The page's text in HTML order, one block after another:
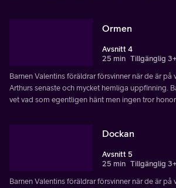
Ormen
Avsnitt 4
25 min Tillgänglig
Barnen Valentins föräldrar försvinner när de är på
Arthurs senaste och mycket hemliga uppfinning.
vet vad som egentligen hänt men ingen tror
Dockan
Avsnitt 5
25 min Tillgänglig
Barnen Valentins föräldrar försvinner när de är på